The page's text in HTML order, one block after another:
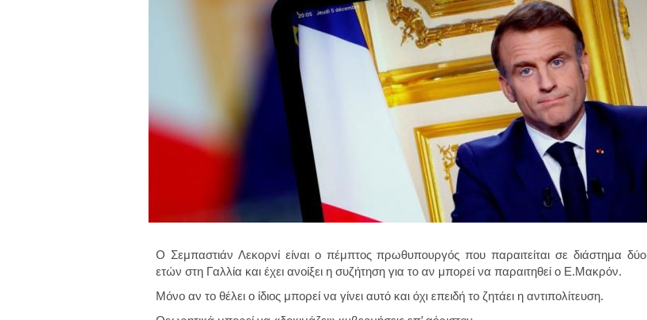
Ο Σεμπαστιάν Λεκορνί είναι ο πέμπτος πρωθυπουργός που παραιτείται σε διάστημα δύο
ετών στη Γαλλία και έχει ανοίξει η συζήτηση για το αν μπορεί να παραιτηθεί ο Ε.Μακρόν.
Μόνο αν το θέλει ο ίδιος μπορεί να γίνει αυτό και όχι επειδή το ζητάει η αντιπολίτευση.